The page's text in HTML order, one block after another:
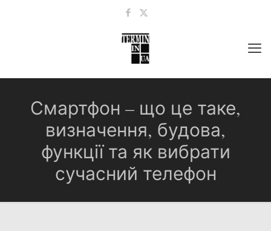
Смартфон – що це таке,
визначення, будова,
функції та як вибрати
сучасний телефон